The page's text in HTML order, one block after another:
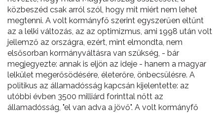
közbeszéd csak arról szól, hogy mit miért nem lehet
megtenni. A volt kormányfő szerint egyszerűen eltűnt
az a lelki változás, az az optimizmus, ami 1998 után volt
jellemző az országra, ezért, mint elmondta, nem
elsősorban kormányváltásra van szükség, - bár
megjegyezte: annak is eljön az ideje - hanem a magyar
lelkület megerősödésére, életerőre, önbecsülésre. A
politikus az államadósság kapcsán kijelentette: az
utóbbi évben 3500 milliárd forinttal nőtt az
államadósság, "el van adva a jövő". A volt kormányfő